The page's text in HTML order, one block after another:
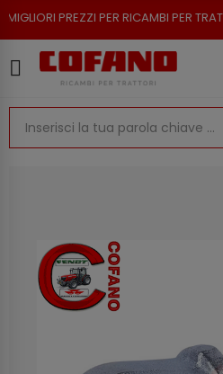
PER RICAMBI PER TRATTORI -